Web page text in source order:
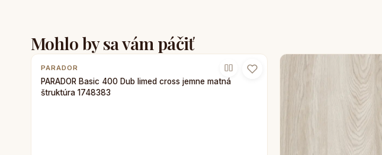
Mohlo by sa vám páčiť
PARADOR
PARADOR Basic 400 Dub limed cross jemne matná
štruktúra 1748383